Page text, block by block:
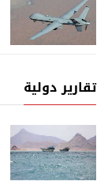
تقارير دولية